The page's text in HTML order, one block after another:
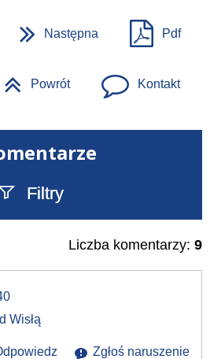
Następna Pdf
Powrót Kontakt
Filtry
Liczba komentarzy: 9
Wisłą
Zgłoś naruszenie